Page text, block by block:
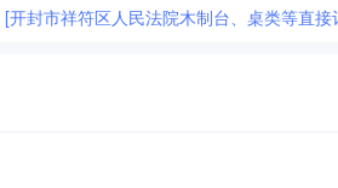
[开封市祥符区人民法院木制台、桌类等直接